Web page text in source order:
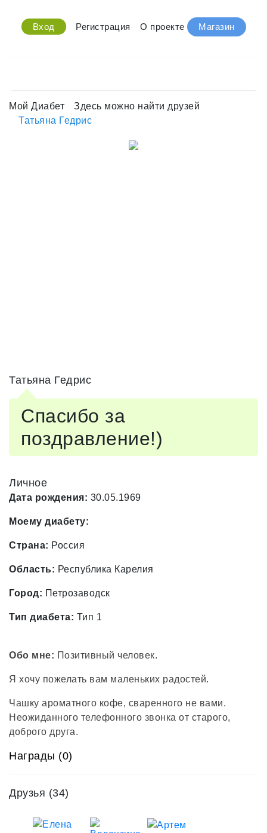
Вход Регистрация О проекте Магазин
Мой Диабет
Здесь можно найти друзей
Татьяна Гедрис
Татьяна Гедрис
Спасибо за
поздравление!)
Личное
Дата рождения: 30.05.1969
Моему диабету:
Страна: Россия
Область: Республика Карелия
Город: Петрозаводск
Тип диабета: Тип 1
Обо мне: Позитивный человек.
Я хочу пожелать вам маленьких радостей.
Чашку ароматного кофе, сваренного не вами.
Неожиданного телефонного звонка от старого,
доброго друга.
Зеленых светофоров по дороге на работу или за
Желаю вам приятных мелочей, от которых радуется
Награды (0)
Друзья (34)